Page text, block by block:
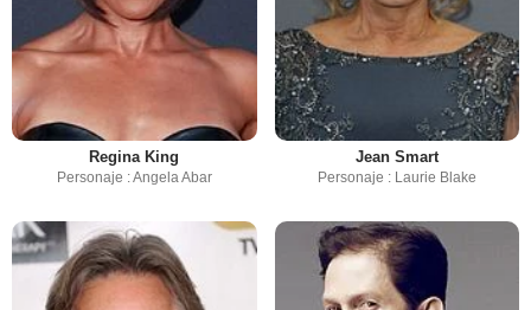
Regina King
Personaje : Angela Abar
Jean Smart
Personaje : Laurie Blake